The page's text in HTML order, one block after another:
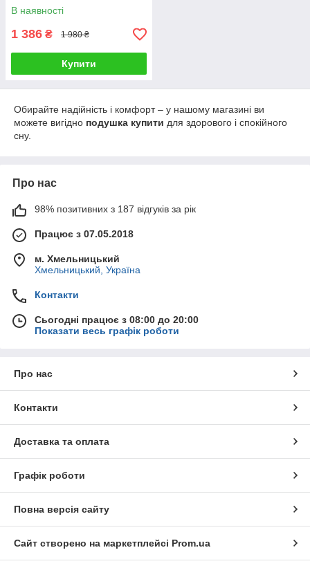
В наявності
1 386 ₴ 1 980 ₴
Купити
Обирайте надійність і комфорт – у нашому магазині ви
можете вигідно подушка купити для здорового і спокійного
сну.
Про нас
98% позитивних з 187 відгуків за рік
Працює з 07.05.2018
м. Хмельницький
Хмельницький, Україна
Контакти
Сьогодні працює з 08:00 до 20:00
Показати весь графік роботи
Про нас
Контакти
Доставка та оплата
Графік роботи
Повна версія сайту
Сайт створено на маркетплейсі Prom.ua